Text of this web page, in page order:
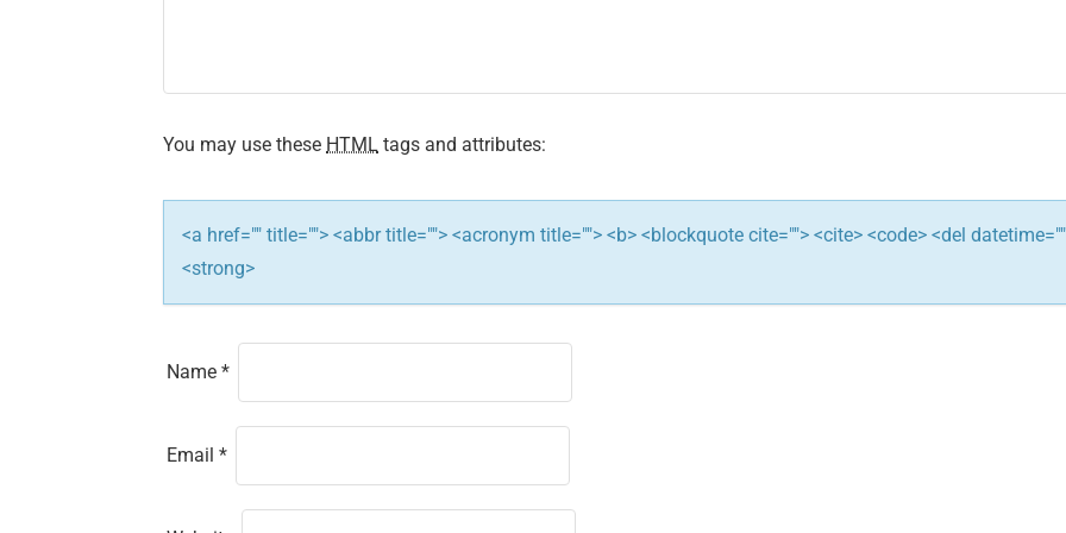
g
a
t
o
n
You may use these HTML tags and attributes:
<a href="" title=""> <abbr title=""> <acronym title=""> <b> <blockquote cite=""> <cite> <code> <del
<strong>
Name *
Email *